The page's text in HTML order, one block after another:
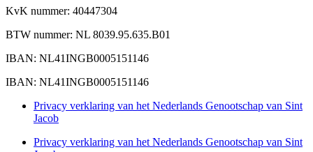
KvK nummer: 40447304
BTW nummer: NL 8039.95.635.B01
IBAN: NL41INGB0005151146
IBAN: NL41INGB0005151146
Privacy verklaring van het Nederlands Genootschap van Sint
Jacob
Privacy verklaring van het Nederlands Genootschap van Sint